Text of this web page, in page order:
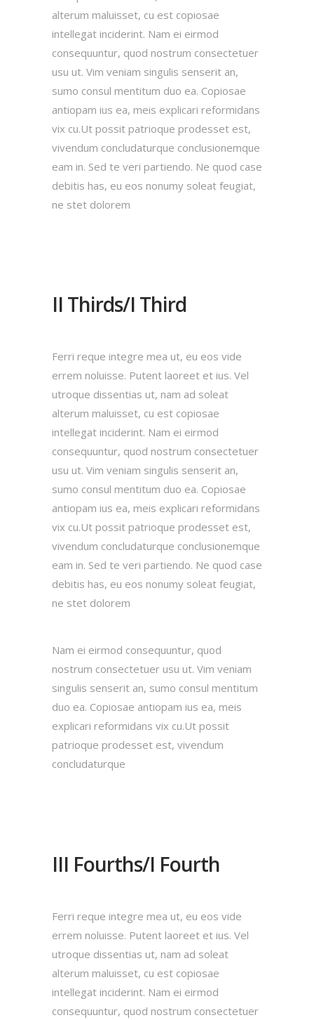
alterum maluisset, cu est copiosae
intellegat inciderint. Nam ei eirmod
consequuntur, quod nostrum consectetuer
usu ut. Vim veniam singulis senserit an,
sumo consul mentitum duo ea. Copiosae
antiopam ius ea, meis explicari reformidans
vix cu.Ut possit patrioque prodesset est,
vivendum concludaturque conclusionemque
eam in. Sed te veri partiendo. Ne quod case
debitis has, eu eos nonumy soleat feugiat,
ne stet dolorem
II Thirds/I Third
Ferri reque integre mea ut, eu eos vide
errem noluisse. Putent laoreet et ius. Vel
utroque dissentias ut, nam ad soleat
alterum maluisset, cu est copiosae
intellegat inciderint. Nam ei eirmod
consequuntur, quod nostrum consectetuer
usu ut. Vim veniam singulis senserit an,
sumo consul mentitum duo ea. Copiosae
antiopam ius ea, meis explicari reformidans
vix cu.Ut possit patrioque prodesset est,
vivendum concludaturque conclusionemque
eam in. Sed te veri partiendo. Ne quod case
debitis has, eu eos nonumy soleat feugiat,
ne stet dolorem
Nam ei eirmod consequuntur, quod
nostrum consectetuer usu ut. Vim veniam
singulis senserit an, sumo consul mentitum
duo ea. Copiosae antiopam ius ea, meis
explicari reformidans vix cu.Ut possit
patrioque prodesset est, vivendum
concludaturque
III Fourths/I Fourth
Ferri reque integre mea ut, eu eos vide
errem noluisse. Putent laoreet et ius. Vel
utroque dissentias ut, nam ad soleat
alterum maluisset, cu est copiosae
intellegat inciderint. Nam ei eirmod
consequuntur, quod nostrum consectetuer